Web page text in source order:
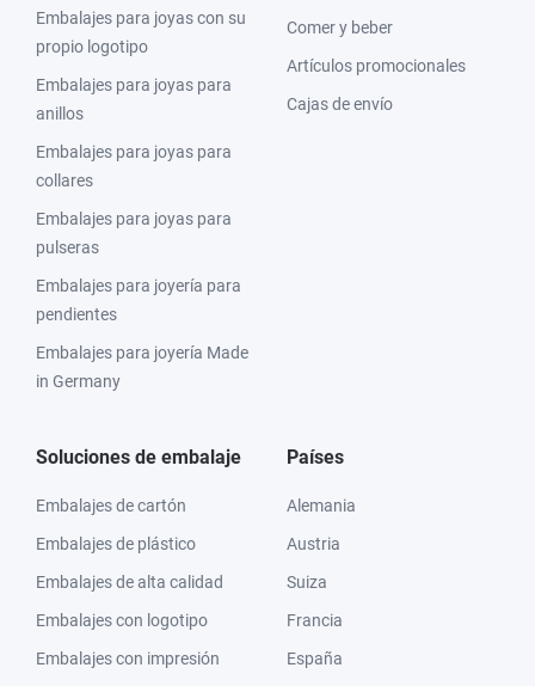
Embalajes para joyas con su
propio logotipo
Embalajes para joyas para
anillos
Embalajes para joyas para
collares
Embalajes para joyas para
pulseras
Embalajes para joyería para
pendientes
Embalajes para joyería Made
in Germany
Comer y beber
Artículos promocionales
Cajas de envío
Soluciones de embalaje
Embalajes de cartón
Embalajes de plástico
Embalajes de alta calidad
Embalajes con logotipo
Embalajes con impresión
Países
Alemania
Austria
Suiza
Francia
España